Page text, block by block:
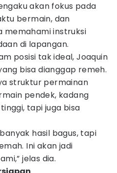
akan fokus pada
bermain, dan
memahami instruksi
di lapangan.
posisi tak ideal, Joaquin
bisa dianggap remeh.
struktur permainan
pendek, kadang
tapi juga bisa
hasil bagus, tapi
Ini akan jadi
jelas dia.